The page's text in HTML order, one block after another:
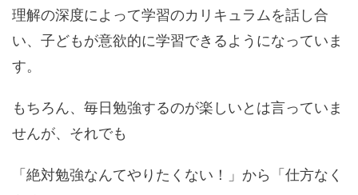
理解の深度によって学習のカリキュラムを話し合
い、子どもが意欲的に学習できるようになっていま
す。
もちろん、毎日勉強するのが楽しいとは言っていま
せんが、それでも
「絶対勉強なんてやりたくない！」から「仕方なく